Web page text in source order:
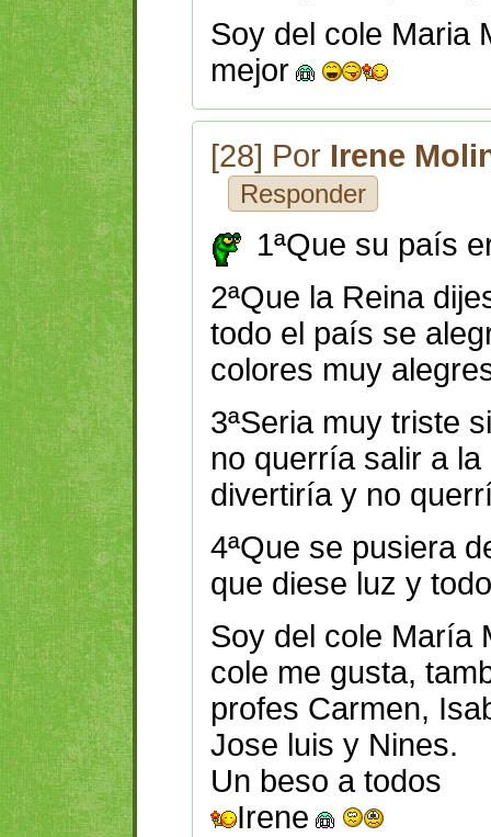
Soy del cole Maria
mejor
[28] Por Irene
Responder
1ªQue su país
2ªQue la Reina
todo el país se
colores muy
3ªSeria muy triste
no querría salir a
divertiría y no
4ªQue se pusiera
que diese luz y
Soy del cole María
cole me gusta,
profes Carmen,
Jose luis y Nines.
Un beso a todos
Irene